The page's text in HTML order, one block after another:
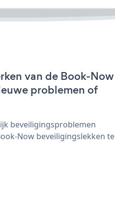
van de Book-Now
problemen of
beveiligingsproblemen
Now beveiligingslekken te